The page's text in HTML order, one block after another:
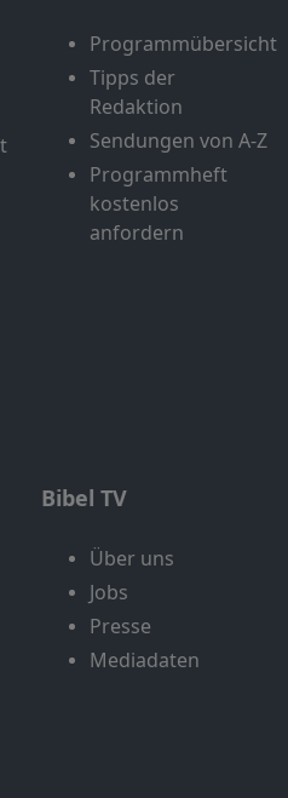
Programmübersicht
Tipps der
Redaktion
Sendungen von A-Z
Programmheft
kostenlos
anfordern
Bibel TV
Über uns
Jobs
Presse
Mediadaten